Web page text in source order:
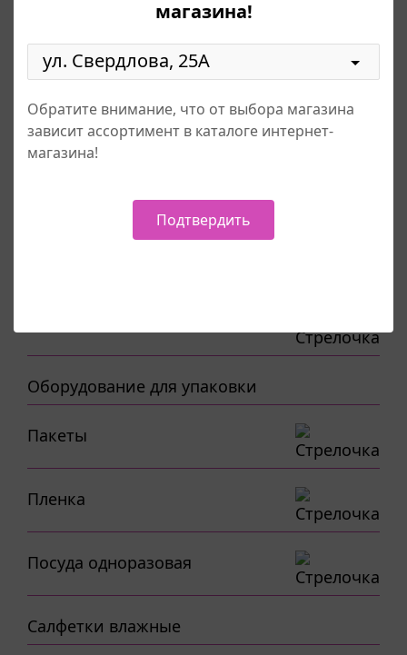
магазина!
Обратите внимание, что от выбора магазина
зависит ассортимент в каталоге интернет-
магазина!
Подтвердить
Диспенсеры
Защитные средства
Кассовая лента
Оборудование для упаковки
Пакеты
Пленка
Посуда одноразовая
Салфетки влажные